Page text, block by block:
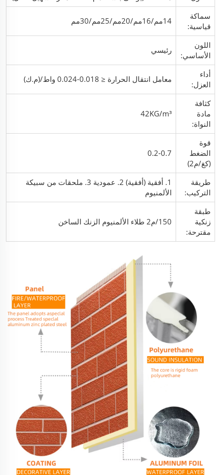
سماكة
قياسية:
14مم/16مم/20مم/25مم/30مم
اللون
الأساسي:
رئيسي
أداء
العزل:
معامل انتقال الحرارة ≤ 0.018-0.024 واط/(م.ك)
كثافة
مادة
النواة:
42KG/m³
قوة
الضغط
(كغ/م2)
0.2-0.7
طريقة
التركيب:
1. أفقية (أفقية) 2. عمودية 3. ملحقات من سبيكة
الألمنيوم
طبقة
زنكية
مقترحة:
150/م2 طلاء الألمنيوم الزنك الساخن